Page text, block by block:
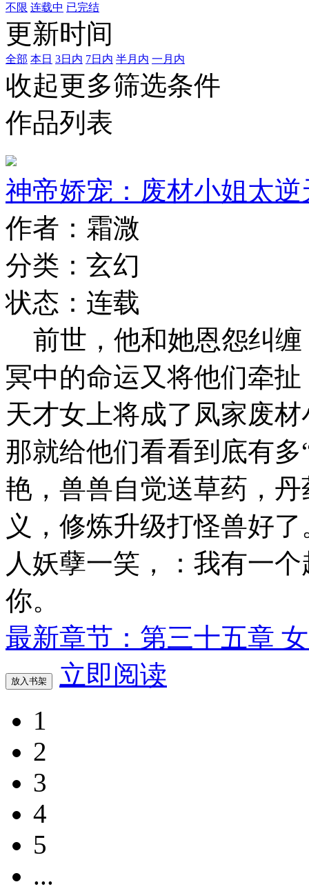
不限 连载中 已完结
更新时间
全部 本日 3日内 7日内 半月内 一月内
收起更多筛选条件
作品列表
神帝娇宠：废材小姐太逆
作者：霜溦
分类：玄幻
状态：连载
前世，他和她恩怨纠缠
冥中的命运又将他们牵
天才女上将成了凤家废
那就给他们看看到底有
艳，兽兽自觉送草药，丹
义，修炼升级打怪兽好
人妖孽一笑，：我有一
你。
最新章节：第三十五章
放入书架
立即阅读
1
2
3
4
5
...